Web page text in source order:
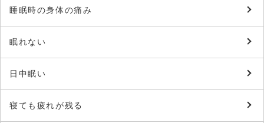
睡眠時の身体の痛み
眠れない
日中眠い
寝ても疲れが残る